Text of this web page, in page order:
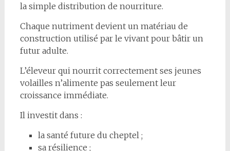
la simple distribution de nourriture.
Chaque nutriment devient un matériau de
construction utilisé par le vivant pour bâtir un
futur adulte.
L’éleveur qui nourrit correctement ses jeunes
volailles n’alimente pas seulement leur
croissance immédiate.
Il investit dans :
la santé future du cheptel ;
sa résilience ;